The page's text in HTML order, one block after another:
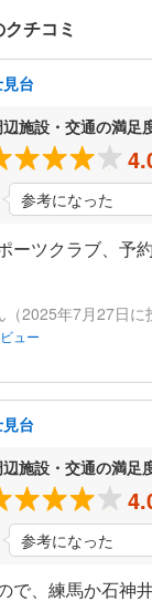
チコミ
台
辺施設・交通の満足
参考になった
ーツクラブ、予
2025年7月27日に
ュー
台
辺施設・交通の満足
参考になった
で、練馬か石神